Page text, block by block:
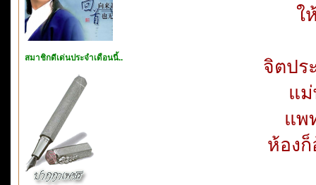
สมาชิกดีเด่นประจำเดือนนี้..
ใ
จิตปร
แ
แพ
ห้อง